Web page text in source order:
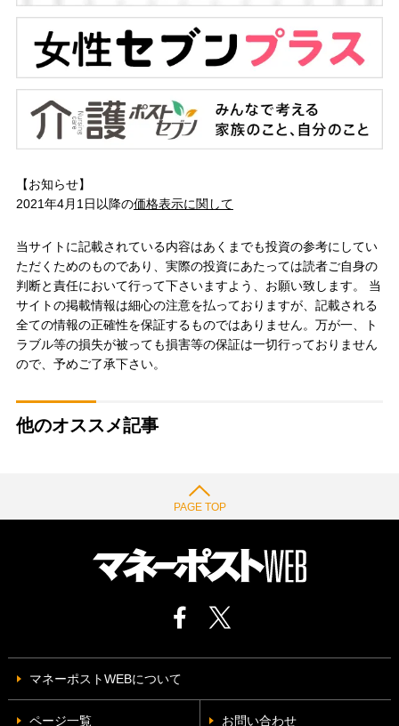
【お知らせ】
2021年4月1日以降の価格表示に関して
当サイトに記載されている内容はあくまでも投資の参考にしてい
ただくためのものであり、実際の投資にあたっては読者ご自身の
判断と責任において行って下さいますよう、お願い致します。 当
サイトの掲載情報は細心の注意を払っておりますが、記載される
全ての情報の正確性を保証するものではありません。万が一、ト
ラブル等の損失が被っても損害等の保証は一切行っておりません
ので、予めご了承下さい。
他のオススメ記事
PAGE TOP
マネーポストWEBについて
ページ一覧 お問い合わせ